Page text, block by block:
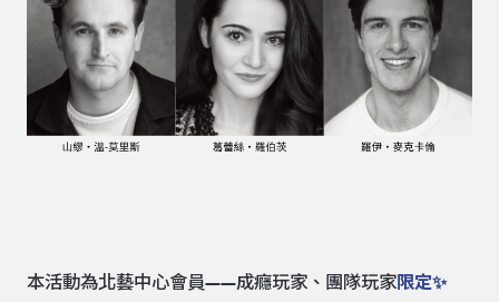
本活動為北藝中心會員——成癮玩家、團隊玩家限定✨